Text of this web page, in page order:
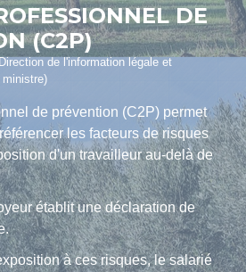
DE
(C2P)
de l'information légale et
de prévention (C2P) permet
les facteurs de risques
d'un travailleur au-delà de
établit une déclaration de
à ces risques, le salarié